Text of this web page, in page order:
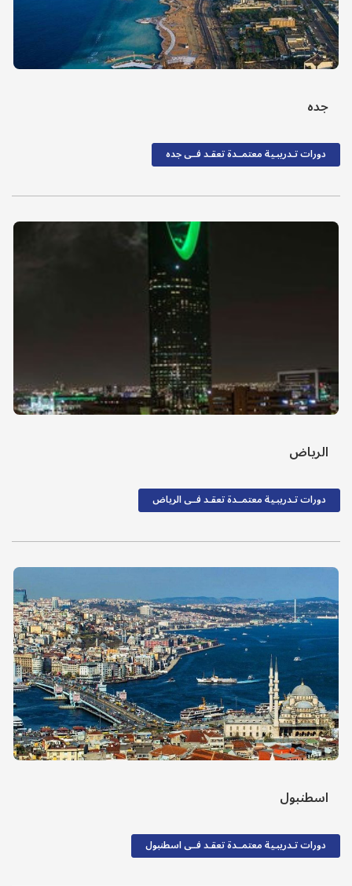
جده
دورات تـدريبـية معتمــدة تعقـد فــى جده
الرياض
دورات تـدريبـية معتمــدة تعقـد فــى الرياض
اسطنبول
دورات تـدريبـية معتمــدة تعقـد فــى اسطنبول